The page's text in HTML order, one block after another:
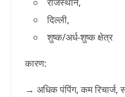
दिल्ली,
शुष्क/अर्ध-शुष्क क्षेत्र
कारण:
→ अधिक पंपिंग, कम रिचार्ज,